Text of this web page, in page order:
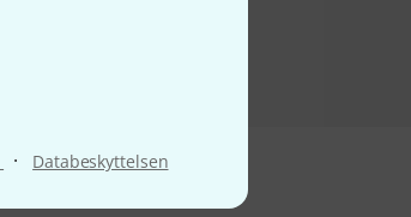
· Databeskyttelsen